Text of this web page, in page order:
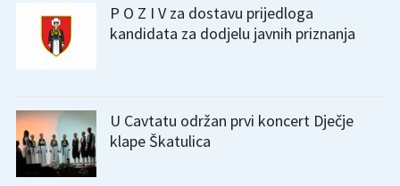
P O Z I V za dostavu prijedloga
kandidata za dodjelu javnih priznanja
U Cavtatu održan prvi koncert Dječje
klape Škatulica